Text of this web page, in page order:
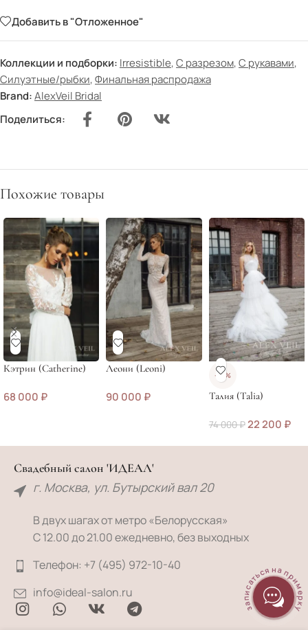
Добавить в "Отложенное"
Коллекции и подборки: Irresistible,С разрезом,С рукавами,
Силуэтные/рыбки,Финальная распродажа
Brand:AlexVeil Bridal
Поделиться:
Похожие товары
Кэтрин (Catherine)
68 000 ₽
Леони (Leoni)
90 000 ₽
-70%
Талия (Talia)
74 000₽22 200 ₽
Свадебный салон 'ИДЕАЛ'
г. Москва, ул. Бутырский вал 20
В двух шагах от метро «Белорусская»
С 12.00 до 21.00 ежедневно, без выходных
Телефон: +7 (495) 972-10-40
info@ideal-salon.ru
записаться на примерку